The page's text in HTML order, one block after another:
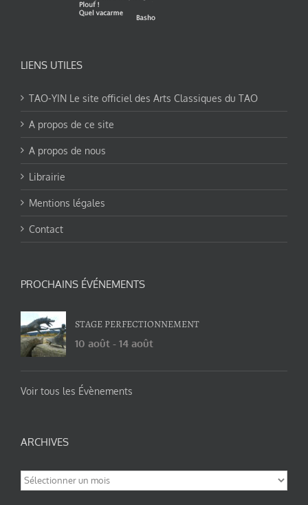
LIENS UTILES
TAO-YIN Le site officiel des Arts Classiques du TAO
A propos de ce site
A propos de nous
Librairie
Mentions légales
Contact
PROCHAINS ÉVÉNEMENTS
STAGE PERFECTIONNEMENT
10 août - 14 août
Voir tous les Évènements
ARCHIVES
Archives